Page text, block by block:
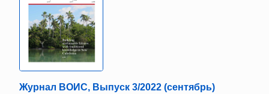
Журнал ВОИС, Выпуск 3/2022 (сентябрь)